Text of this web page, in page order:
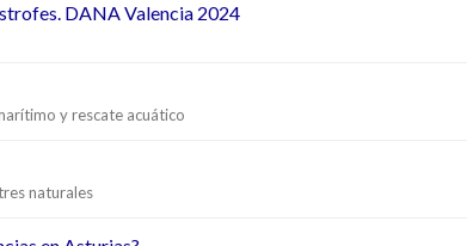
DANA Valencia 2024
y rescate acuático
naturales